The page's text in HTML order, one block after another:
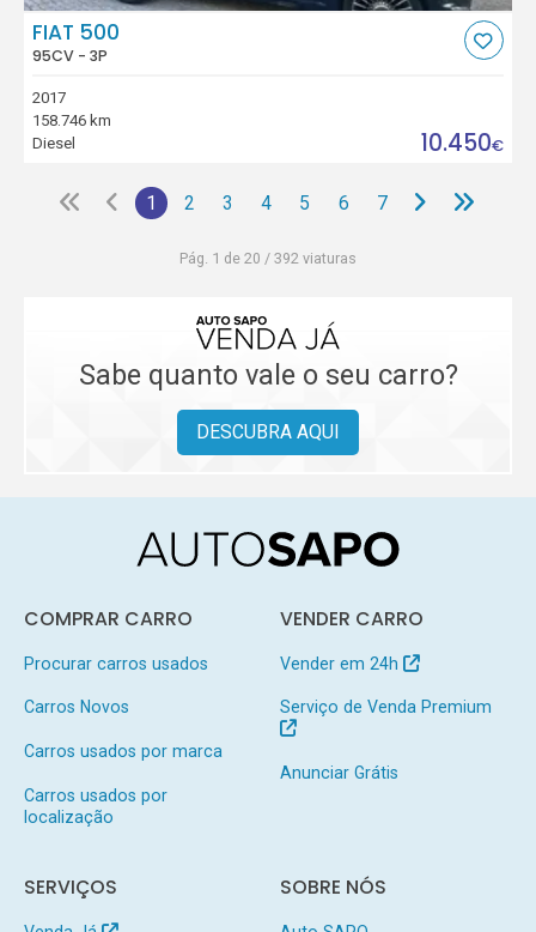
FIAT 500
95CV - 3P
2017
158.746 km
Diesel
10.450€
1 2 3 4 5 6 7
Pág. 1 de 20 / 392 viaturas
Sabe quanto vale o seu carro?
DESCUBRA AQUI
COMPRAR CARRO
Procurar carros usados
Carros Novos
Carros usados por marca
Carros usados por
localização
VENDER CARRO
Vender em 24h
Serviço de Venda Premium
Anunciar Grátis
SERVIÇOS SOBRE NÓS